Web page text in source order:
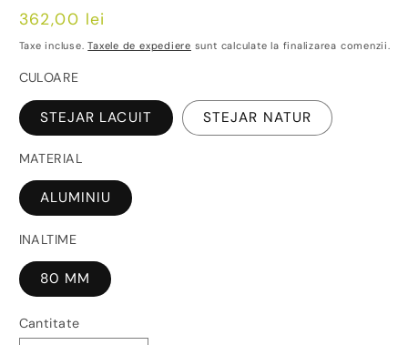
Preț
obișnuit
362,00 lei
Taxe incluse.Taxele de expediere sunt calculate la finalizarea comenzii.
CULOARE
STEJAR LACUIT STEJAR NATUR
MATERIAL
ALUMINIU
INALTIME
80 MM
Cantitate